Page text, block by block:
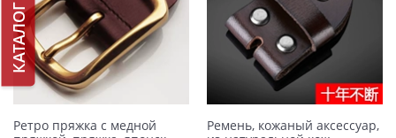
КАТАЛОГ
Ретро пряжка с медной
Ремень, кожаный аксессуар,